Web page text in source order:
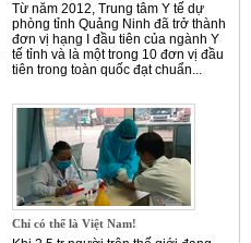
Từ năm 2012, Trung tâm Y tế dự
phòng tỉnh Quảng Ninh đã trở thành
đơn vị hạng I đầu tiên của ngành Y
tế tỉnh và là một trong 10 đơn vị đầu
tiên trong toàn quốc đạt chuẩn...
Chỉ có thể là Việt Nam!